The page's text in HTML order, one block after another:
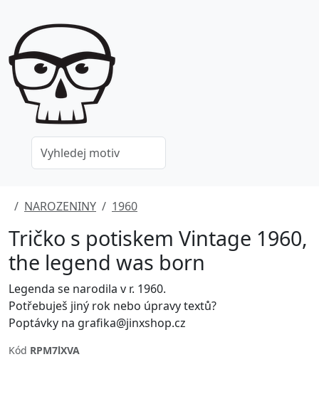
NAROZENINY 1960
Tričko s potiskem Vintage 1960,
the legend was born
Legenda se narodila v r. 1960.
Potřebuješ jiný rok nebo úpravy textů?
Poptávky na grafika@jinxshop.cz
Kód RPM7lXVA